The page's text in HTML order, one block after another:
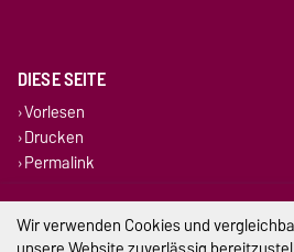
DIESE SEITE
Vorlesen
Drucken
Permalink
Impressum
Wir verwenden Cookies und